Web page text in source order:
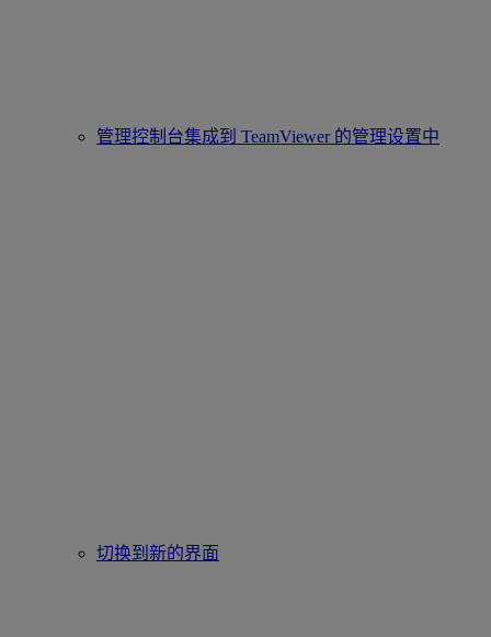
管理控制台集成到 TeamViewer 的管理设置中
切换到新的界面